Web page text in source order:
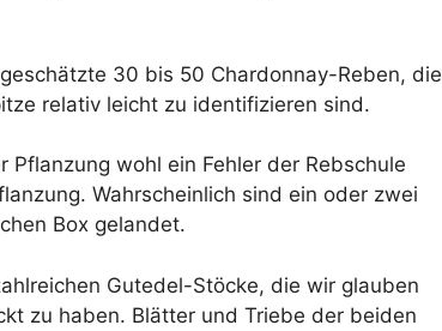
30 bis 50 Chardonnay-Reben, die
relativ leicht zu identifizieren sind.
wohl ein Fehler der Rebschule
Wahrscheinlich sind ein oder zwei
Box gelandet.
Gutedel-Stöcke, die wir glauben
zu haben. Blätter und Triebe der beiden